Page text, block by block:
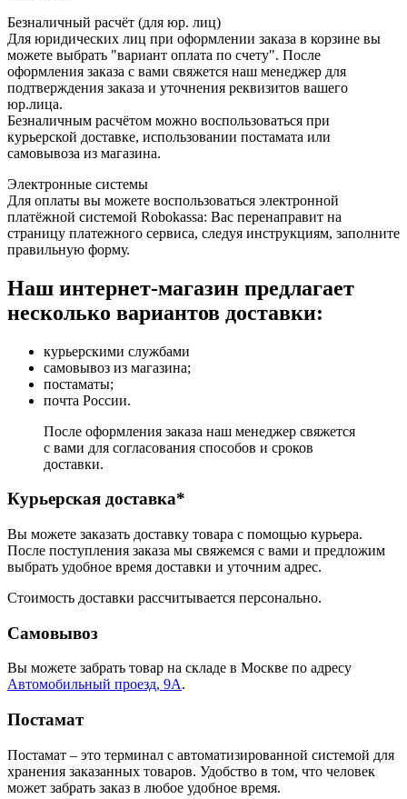
Безналичный расчёт (для юр. лиц)
Для юридических лиц при оформлении заказа в корзине вы
можете выбрать "вариант оплата по счету". После
оформления заказа с вами свяжется наш менеджер для
подтверждения заказа и уточнения реквизитов вашего
юр.лица.
Безналичным расчётом можно воспользоваться при
курьерской доставке, использовании постамата или
самовывоза из магазина.
Электронные системы
Для оплаты вы можете воспользоваться электронной
платёжной системой Robokassa: Вас перенаправит на
страницу платежного сервиса, следуя инструкциям, заполните
правильную форму.
Наш интернет-магазин предлагает
несколько вариантов доставки:
курьерскими службами
самовывоз из магазина;
постаматы;
почта России.
После оформления заказа наш менеджер свяжется
с вами для согласования способов и сроков
доставки.
Курьерская доставка*
Вы можете заказать доставку товара с помощью курьера.
После поступления заказа мы свяжемся с вами и предложим
выбрать удобное время доставки и уточним адрес.
Стоимость доставки рассчитывается персонально.
Самовывоз
Вы можете забрать товар на складе в Москве по адресу
Автомобильный проезд, 9А.
Постамат
Постамат – это терминал с автоматизированной системой для
хранения заказанных товаров. Удобство в том, что человек
может забрать заказ в любое удобное время.